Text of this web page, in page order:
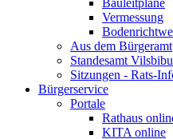
Bauleitpläne
Vermessung
Aus dem Bürgeramt
Standesamt
Sitzungen - Rats-
Bürgerservice
Portale
Rathaus
KITA online